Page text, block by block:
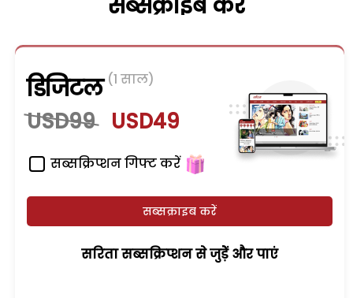
डिजिटल (1 साल)
USD99 USD49
सब्सक्रिप्शन गिफ्ट करें
सब्सक्राइब करें
सरिता सब्सक्रिप्शन से जुड़ेें और पाएं